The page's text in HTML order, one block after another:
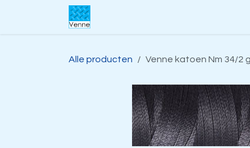
Overslaan naar inhoud
Alle producten Venne katoen Nm 34/2